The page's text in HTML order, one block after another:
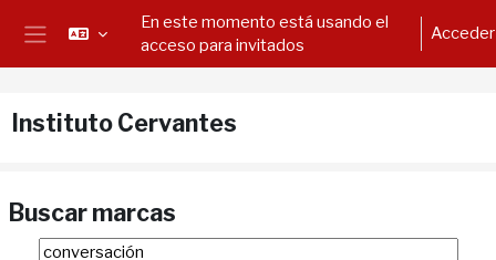
Panel lateral
En este momento está usando el
acceso para invitados
Acceder
Instituto Cervantes
Buscar marcas
Buscar marcas